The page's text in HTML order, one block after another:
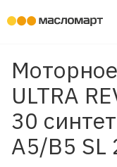
ULTRA
30
A5/B5 SL